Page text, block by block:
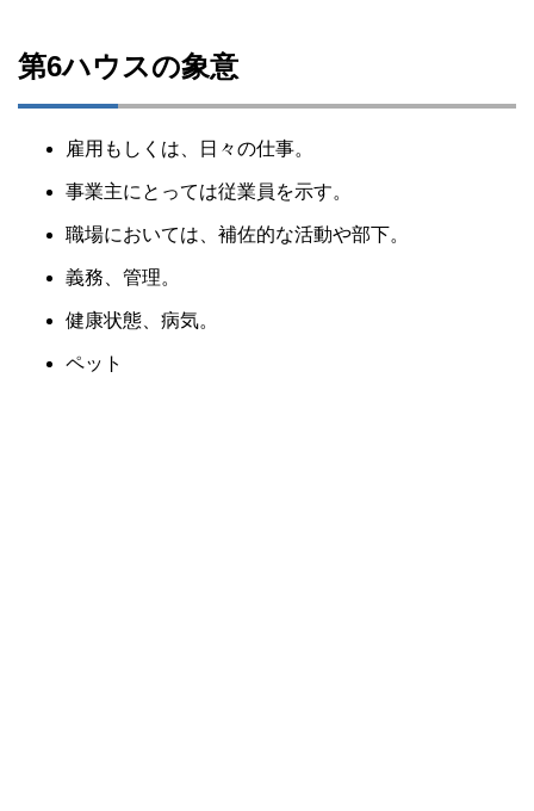
第6ハウスの象意
雇用もしくは、日々の仕事。
事業主にとっては従業員を示す。
職場においては、補佐的な活動や部下。
義務、管理。
健康状態、病気。
ペット